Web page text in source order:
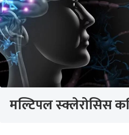
मल्टिपल स्क्लेरोसिस